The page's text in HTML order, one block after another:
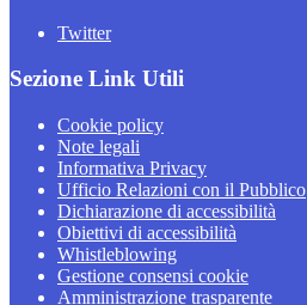
Twitter
Sezione Link Utili
Cookie policy
Note legali
Informativa Privacy
Ufficio Relazioni con il Pubblico
Dichiarazione di accessibilità
Obiettivi di accessibilità
Whistleblowing
Gestione consensi cookie
Amministrazione trasparente